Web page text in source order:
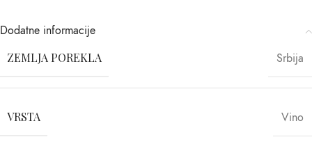
Dodatne informacije
ZEMLJA POREKLA Srbija
VRSTA Vino